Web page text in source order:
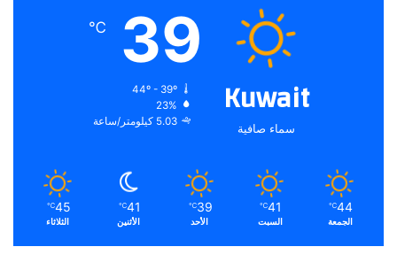
Kuwait
سماء صافية
39
℃
44º - 39º
23%
5.03 كيلومتر/ساعة
44
℃
الجمعة
41
℃
السبت
39
℃
الأحد
41
℃
الأثنين
45
℃
الثلاثاء